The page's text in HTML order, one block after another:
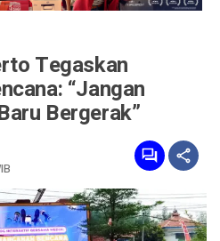
Tegaskan
“Jangan
Bergerak”